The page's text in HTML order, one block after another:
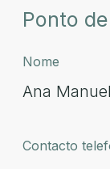
Ponto
Nome
Ana
Contacto